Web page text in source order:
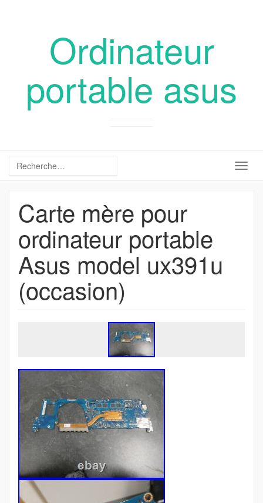
Ordinateur
portable asus
Carte mère pour
ordinateur portable
Asus model ux391u
(occasion)